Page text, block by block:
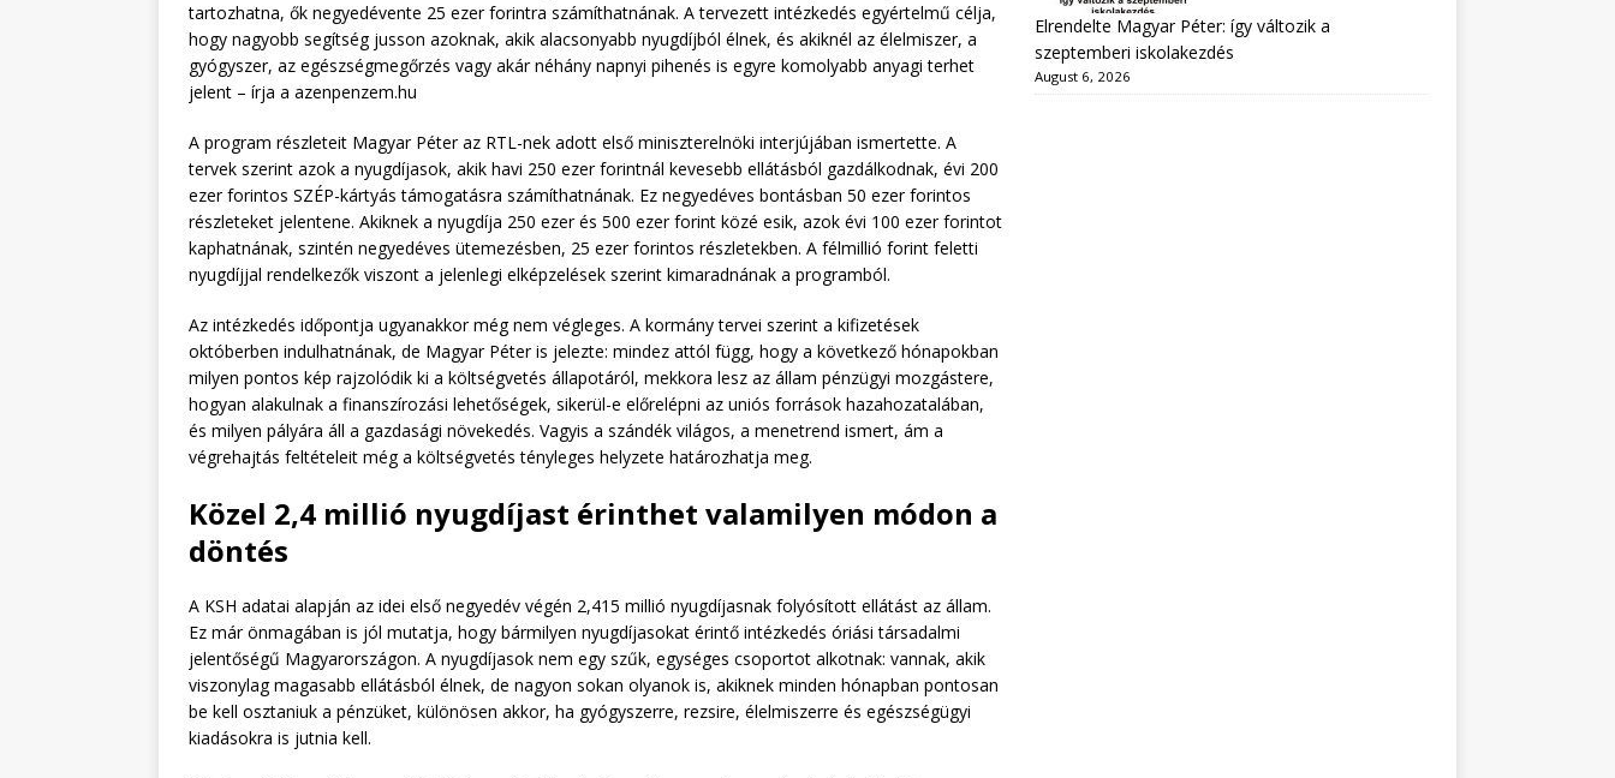
tartozhatna, ők negyedévente 25 ezer forintra számíthatnának. A tervezett intézkedés egyértelmű célja,
hogy nagyobb segítség jusson azoknak, akik alacsonyabb nyugdíjból élnek, és akiknél az élelmiszer, a
gyógyszer, az egészségmegőrzés vagy akár néhány napnyi pihenés is egyre komolyabb anyagi terhet
jelent – írja a azenpenzem.hu
A program részleteit Magyar Péter az RTL-nek adott első miniszterelnöki interjújában ismertette. A
tervek szerint azok a nyugdíjasok, akik havi 250 ezer forintnál kevesebb ellátásból gazdálkodnak, évi 200
ezer forintos SZÉP-kártyás támogatásra számíthatnának. Ez negyedéves bontásban 50 ezer forintos
részleteket jelentene. Akiknek a nyugdíja 250 ezer és 500 ezer forint közé esik, azok évi 100 ezer forintot
kaphatnának, szintén negyedéves ütemezésben, 25 ezer forintos részletekben. A félmillió forint feletti
nyugdíjjal rendelkezők viszont a jelenlegi elképzelések szerint kimaradnának a programból.
Az intézkedés időpontja ugyanakkor még nem végleges. A kormány tervei szerint a kifizetések
októberben indulhatnának, de Magyar Péter is jelezte: mindez attól függ, hogy a következő hónapokban
milyen pontos kép rajzolódik ki a költségvetés állapotáról, mekkora lesz az állam pénzügyi mozgástere,
hogyan alakulnak a finanszírozási lehetőségek, sikerül-e előrelépni az uniós források hazahozatalában,
és milyen pályára áll a gazdasági növekedés. Vagyis a szándék világos, a menetrend ismert, ám a
végrehajtás feltételeit még a költségvetés tényleges helyzete határozhatja meg.
Közel 2,4 millió nyugdíjast érinthet valamilyen módon a
döntés
A KSH adatai alapján az idei első negyedév végén 2,415 millió nyugdíjasnak folyósított ellátást az állam.
Ez már önmagában is jól mutatja, hogy bármilyen nyugdíjasokat érintő intézkedés óriási társadalmi
jelentőségű Magyarországon. A nyugdíjasok nem egy szűk, egységes csoportot alkotnak: vannak, akik
viszonylag magasabb ellátásból élnek, de nagyon sokan olyanok is, akiknek minden hónapban pontosan
be kell osztaniuk a pénzüket, különösen akkor, ha gyógyszerre, rezsire, élelmiszerre és egészségügyi
kiadásokra is jutnia kell.
Elrendelte Magyar Péter: így változik a
szeptemberi iskolakezdés
August 6, 2026